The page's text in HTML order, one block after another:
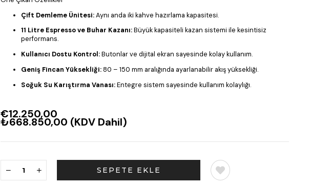
Çift Demleme Ünitesi:Aynı anda iki kahve hazırlama kapasitesi.
11 Litre Espresso ve Buhar Kazanı:Büyük kapasiteli kazan sistemi ile kesintisiz
performans.
Kullanıcı Dostu Kontrol:Butonlar ve dijital ekran sayesinde kolay kullanım.
Geniş Fincan Yüksekliği: 80 – 150 mm aralığında ayarlanabilir akış yüksekliği.
Soğuk Su Karıştırma Vanası:Entegre sistem sayesinde kullanım kolaylığı.
€12.250,00
₺668.850,00 (KDV Dahil)